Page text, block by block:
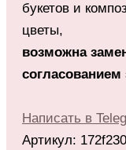
букетов и
цветы,
возможна
согласованием
Написать в
Артикул: